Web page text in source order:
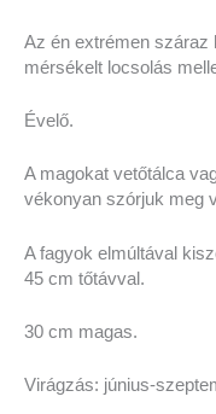
Az én extrémen száraz
mérsékelt locsolás
Évelő.
A magokat vetőtálca
vékonyan szórjuk meg
A fagyok elmúltával
45 cm tőtávval.
30 cm magas.
Virágzás: június-